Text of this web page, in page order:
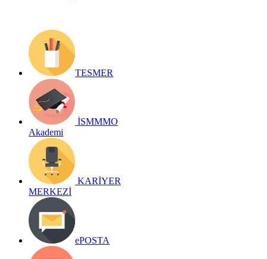
TESMER
İSMMMO
Akademi
KARİYER
MERKEZİ
ePOSTA